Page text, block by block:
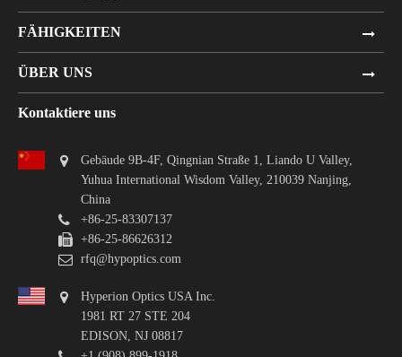
FÄHIGKEITEN
ÜBER UNS
Kontaktiere uns
Gebäude 9B-4F, Qingnian Straße 1, Liando U Valley,
Yuhua International Wisdom Valley, 210039 Nanjing,
China
+86-25-83307137
+86-25-86626312
rfq@hypoptics.com
Hyperion Optics USA Inc.
1981 RT 27 STE 204
EDISON, NJ 08817